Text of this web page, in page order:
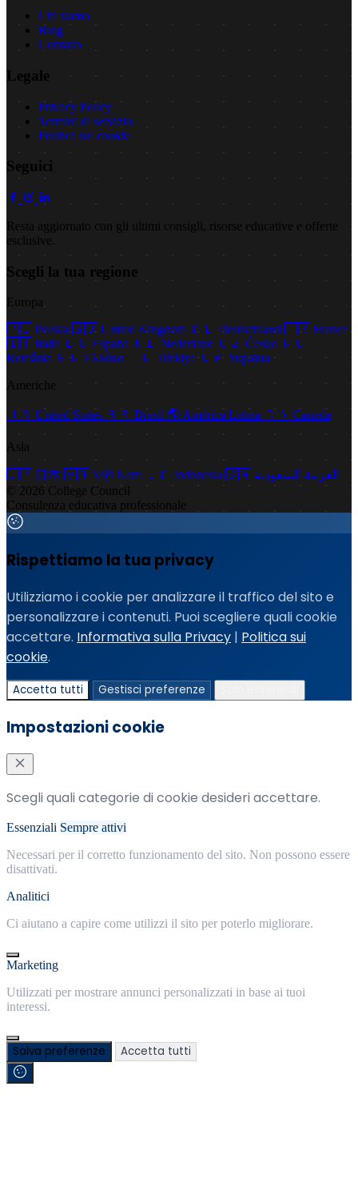
Chi siamo
Blog
Contatto
Legale
Privacy Policy
Termini di servizio
Politica sui cookie
Seguici
Resta aggiornato con gli ultimi consigli, risorse educative e offerte
esclusive.
Scegli la tua regione
Europa
🇵🇱 Polska 🇬🇧 United Kingdom 🇩🇪 Deutschland 🇫🇷 France
🇮🇹 Italia 🇪🇸 España 🇳🇱 Nederland 🇨🇿 Česko 🇷🇴
România 🇬🇷 Ελλάδα 🇹🇷 Türkiye 🇺🇦 Україна
Americhe
🇺🇸 United States 🇧🇷 Brasil 🌎América Latina 🇨🇦 Canada
Asia
🇯🇵 日本 🇻🇳 Việt Nam 🇮🇩 Indonesia 🇸🇦 العربية السعودية
© 2026 College Council
Consulenza educativa professionale
Rispettiamo la tua privacy
Utilizziamo i cookie per analizzare il traffico del sito e
personalizzare i contenuti. Puoi scegliere quali cookie
accettare. Informativa sulla Privacy | Politica sui
cookie.
Accetta tutti Gestisci preferenze
Impostazioni cookie
Scegli quali categorie di cookie desideri accettare.
Essenziali Sempre attivi
Necessari per il corretto funzionamento del sito. Non possono essere
disattivati.
Analitici
Ci aiutano a capire come utilizzi il sito per poterlo migliorare.
Marketing
Utilizzati per mostrare annunci personalizzati in base ai tuoi
interessi.
Salva preferenze Accetta tutti